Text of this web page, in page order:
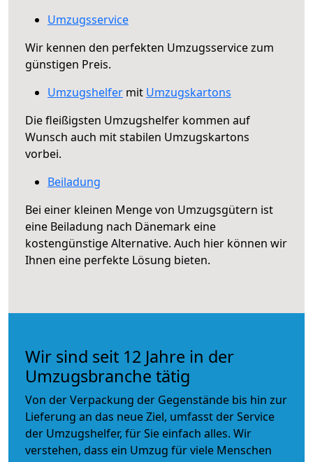
Umzugsservice
Wir kennen den perfekten Umzugsservice zum
günstigen Preis.
Umzugshelfer mit Umzugskartons
Die fleißigsten Umzugshelfer kommen auf
Wunsch auch mit stabilen Umzugskartons
vorbei.
Beiladung
Bei einer kleinen Menge von Umzugsgütern ist
eine Beiladung nach Dänemark eine
kostengünstige Alternative. Auch hier können wir
Ihnen eine perfekte Lösung bieten.
Wir sind seit 12 Jahre in der
Umzugsbranche tätig
Von der Verpackung der Gegenstände bis hin zur
Lieferung an das neue Ziel, umfasst der Service
der Umzugshelfer, für Sie einfach alles. Wir
verstehen, dass ein Umzug für viele Menschen